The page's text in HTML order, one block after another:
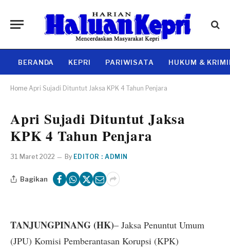
BERANDA KEPRI PARIWISATA HUKUM &
Home Apri Sujadi Dituntut Jaksa KPK 4 Tahun Penjara
Apri Sujadi Dituntut Jaksa
KPK 4 Tahun Penjara
31 Maret 2022 By EDITOR : ADMIN
Bagikan
TANJUNGPINANG (HK)– Jaksa Penuntut Umum
(JPU) Komisi Pemberantasan Korupsi (KPK)